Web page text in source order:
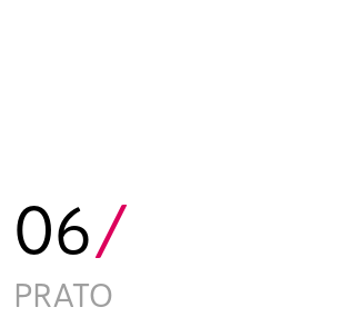
06/
PRATO